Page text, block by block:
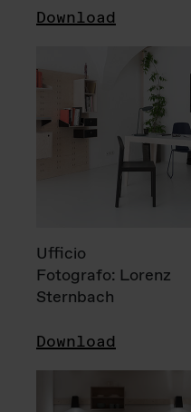
Download
Ufficio
Fotografo: Lorenz
Sternbach
Download